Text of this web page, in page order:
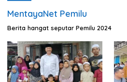
MentayaNet Pemilu
Berita hangat seputar Pemilu 2024